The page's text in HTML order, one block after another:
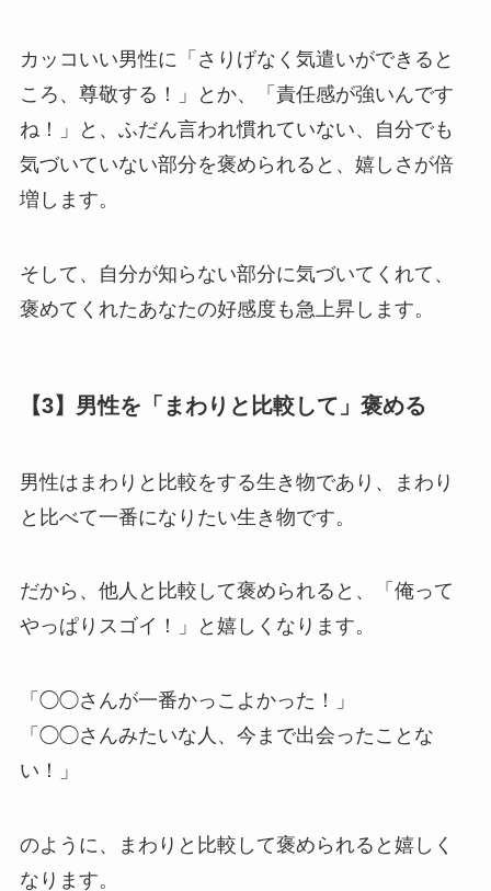
カッコいい男性に「さりげなく気遣いができると
ころ、尊敬する！」とか、「責任感が強いんです
ね！」と、ふだん言われ慣れていない、自分でも
気づいていない部分を褒められると、嬉しさが倍
増します。
そして、自分が知らない部分に気づいてくれて、
褒めてくれたあなたの好感度も急上昇します。
【3】男性を「まわりと比較して」褒める
男性はまわりと比較をする生き物であり、まわり
と比べて一番になりたい生き物です。
だから、他人と比較して褒められると、「俺って
やっぱりスゴイ！」と嬉しくなります。
「◯◯さんが一番かっこよかった！」
「◯◯さんみたいな人、今まで出会ったことな
い！」
のように、まわりと比較して褒められると嬉しく
なります。